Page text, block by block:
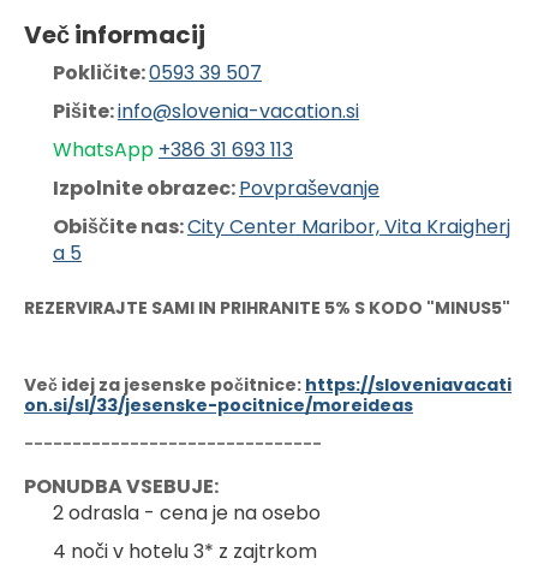
Več informacij
Pokličite: 0593 39 507
Pišite: info@slovenia-vacation.si
WhatsApp +386 31 693 113
Izpolnite obrazec: Povpraševanje
Obiščite nas: City Center Maribor, Vita Kraigherj
a 5
REZERVIRAJTE SAMI IN PRIHRANITE 5% S KODO "MINUS5"
Več idej za jesenske počitnice: https://sloveniavacati
on.si/sl/33/jesenske-pocitnice/moreideas
-------------------------------
PONUDBA VSEBUJE:
2 odrasla - cena je na osebo
4 noči v hotelu 3* z zajtrkom